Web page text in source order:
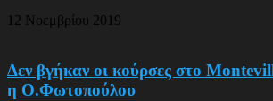
12 Νοεμβρίου 2019
Δεν βγήκαν οι κούρσες στο
η Ο.Φωτοπούλου